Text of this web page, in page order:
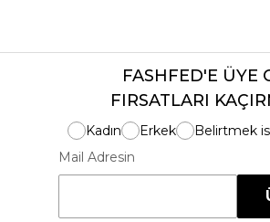
FASHFED'E ÜYE
FIRSATLARI
Kadın Erkek
Belirtmek
Mail Adresin